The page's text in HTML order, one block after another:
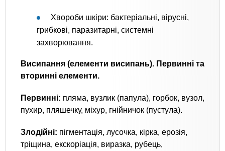
Хвороби шкіри: бактеріальні, вірусні,
грибкові, паразитарні, системні
захворювання.
Висипання (елементи висипань). Первинні та
вторинні елементи.
Первинні: пляма, вузлик (папула), горбок, вузол,
пухир, пляшечку, міхур, гнійничок (пустула).
Злодійні: пігментація, лусочка, кірка, ерозія,
тріщина, екскоріація, виразка, рубець,